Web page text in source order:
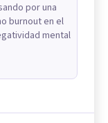
por una
burnout en el
mental